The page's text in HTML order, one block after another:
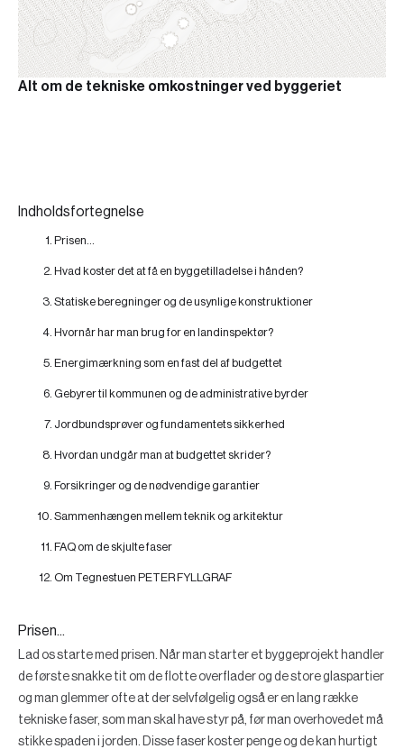
Alt om de tekniske omkostninger ved byggeriet
Indholdsfortegnelse
Prisen...
Hvad koster det at få en byggetilladelse i hånden?
Statiske beregninger og de usynlige konstruktioner
Hvornår har man brug for en landinspektør?
Energimærkning som en fast del af budgettet
Gebyrer til kommunen og de administrative byrder
Jordbundsprøver og fundamentets sikkerhed
Hvordan undgår man at budgettet skrider?
Forsikringer og de nødvendige garantier
Sammenhængen mellem teknik og arkitektur
FAQ om de skjulte faser
Om Tegnestuen PETER FYLLGRAF
Prisen...
Lad os starte med prisen. Når man starter et byggeprojekt handler
de første snakke tit om de flotte overflader og de store glaspartier
og man glemmer ofte at der selvfølgelig også er en lang række
tekniske faser, som man skal have styr på, før man overhovedet må
stikke spaden i jorden. Disse faser koster penge og de kan hurtigt